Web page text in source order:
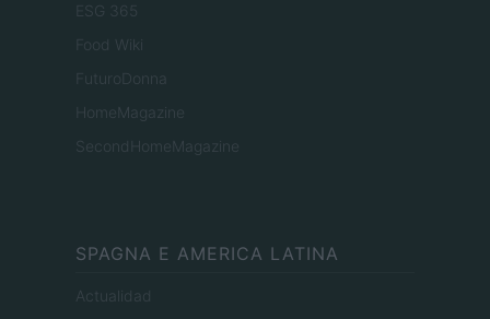
ESG 365
Food Wiki
FuturoDonna
HomeMagazine
SecondHomeMagazine
SPAGNA E AMERICA LATINA
Actualidad